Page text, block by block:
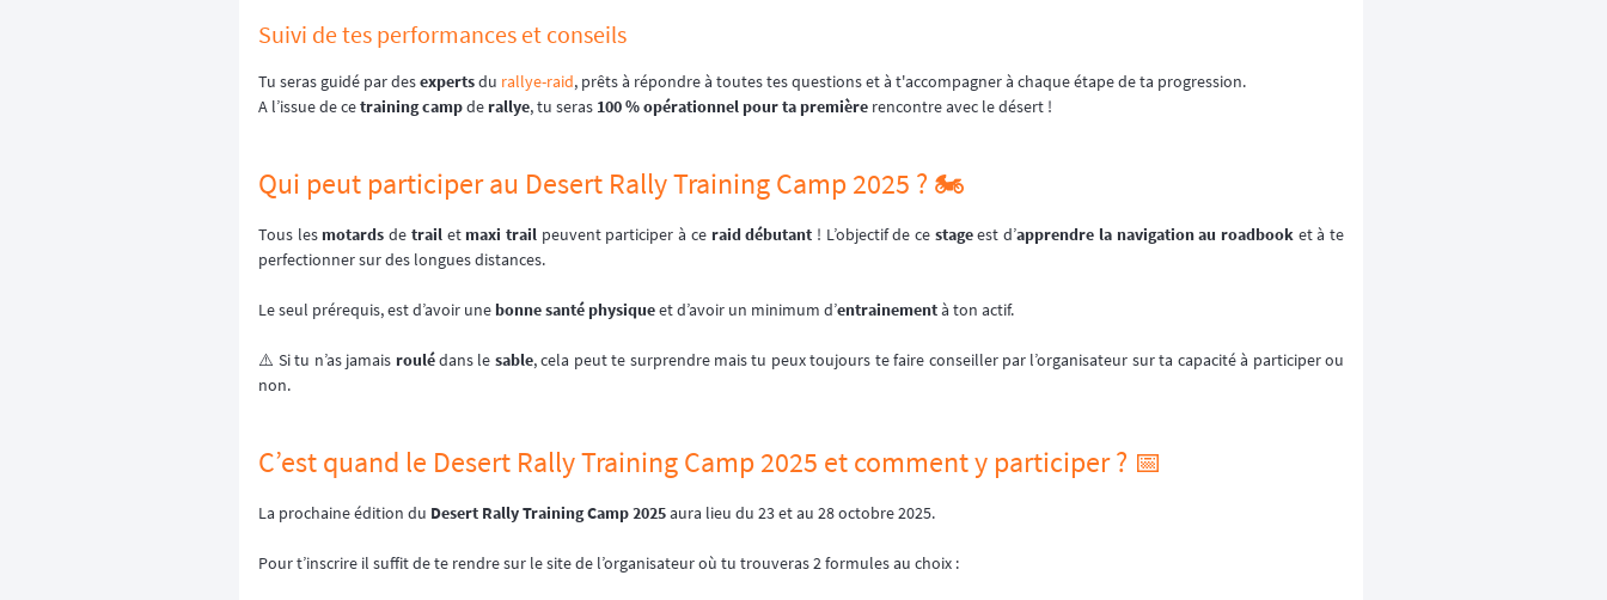
Suivi de tes performances et conseils
Tu seras guidé par desexpertsdu rallye-raid, prêts à répondre à toutes tes questions et à t'accompagner à chaque étape de ta progression.
A l’issue de cetraining campde rallye, tu seras 100 % opérationnel pour ta première rencontre avec le désert !
Qui peut participer au Desert Rally Training Camp 2025 ? 🏍️
Tous les motards de trail et maxi trail peuvent participer à ce raid débutant ! L’objectif de ce stageest d’apprendre la navigation au roadbook et à te
perfectionner sur des longues distances.
Le seul prérequis, est d’avoir une bonne santé physiqueet d’avoir un minimum d’entrainementà ton actif.
⚠️ Si tu n’as jamais roulédans le sable, cela peut te surprendre mais tu peux toujours te faire conseiller par l’organisateur sur ta capacité à participer ou
non.
C’est quand le Desert Rally Training Camp 2025 et comment y participer ? 📅
La prochaine édition du Desert Rally Training Camp 2025aura lieu du 23 et au 28 octobre 2025.
Pour t’inscrire il suffit de te rendre sur le site de l’organisateur où tu trouveras 2 formules au choix :